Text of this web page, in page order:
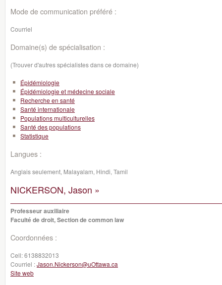
Mode de communication préféré :
Courriel
Domaine(s) de spécialisation :
(Trouver d'autres spécialistes dans ce domaine)
Épidémiologie
Épidémiologie et médecine sociale
Recherche en santé
Santé internationale
Populations multiculturelles
Santé des populations
Statistique
Langues :
Anglais seulement, Malayalam, Hindi, Tamil
NICKERSON, Jason »
Professeur auxiliaire
Faculté de droit, Section de common law
Coordonnées :
Cell:6138832013
Courriel :Jason.Nickerson@uOttawa.ca
Site web